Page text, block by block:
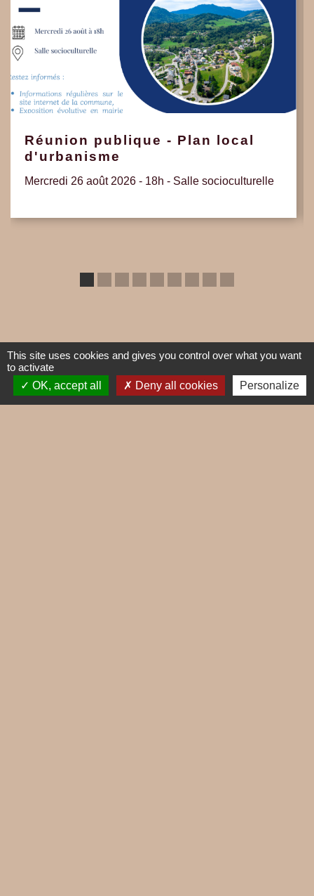
Réunion publique - Plan local
d'urbanisme
Mercredi 26 août 2026 - 18h - Salle socioculturelle
Labels
This site uses cookies and gives you control over what you want
to activate
OK, accept all
Deny all cookies Personalize